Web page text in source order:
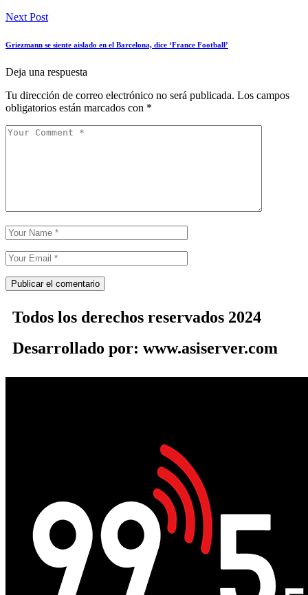
Next Post
Griezmann se siente aislado en el Barcelona, dice ‘France Football’
Deja una respuesta
Tu dirección de correo electrónico no será publicada. Los campos
obligatorios están marcados con *
Todos los derechos reservados 2024
Desarrollado por: www.asiserver.com